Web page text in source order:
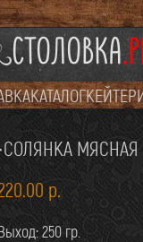
СТОЛОВКА
КАТАЛОГ
·СОЛЯНКА МЯСНАЯ
р.
250 гр.